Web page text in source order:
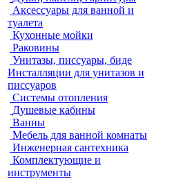
Аксессуары для ванной и
туалета
Кухонные мойки
Раковины
Унитазы, писсуары, биде
Инсталляции для унитазов и
писсуаров
Системы отопления
Душевые кабины
Ванны
Мебель для ванной комнаты
Инженерная сантехника
Комплектующие и
инструменты